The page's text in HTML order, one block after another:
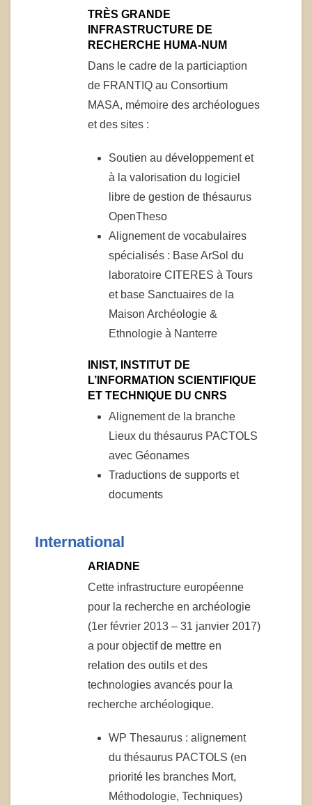
TRÈS GRANDE
INFRASTRUCTURE DE
RECHERCHE HUMA-NUM
Dans le cadre de la particiaption
de FRANTIQ au Consortium
MASA, mémoire des archéologues
et des sites :
Soutien au développement et
à la valorisation du logiciel
libre de gestion de thésaurus
OpenTheso
Alignement de vocabulaires
spécialisés : Base ArSol du
laboratoire CITERES à Tours
et base Sanctuaires de la
Maison Archéologie &
Ethnologie à Nanterre
INIST, INSTITUT DE
L’INFORMATION SCIENTIFIQUE
ET TECHNIQUE DU CNRS
Alignement de la branche
Lieux du thésaurus PACTOLS
avec Géonames
Traductions de supports et
documents
International
ARIADNE
Cette infrastructure européenne
pour la recherche en archéologie
(1er février 2013 – 31 janvier 2017)
a pour objectif de mettre en
relation des outils et des
technologies avancés pour la
recherche archéologique.
WP Thesaurus : alignement
du thésaurus PACTOLS (en
priorité les branches Mort,
Méthodologie, Techniques)